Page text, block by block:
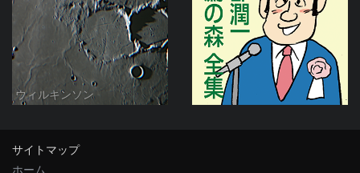
ウィルキンソン
サイトマップ
ホーム